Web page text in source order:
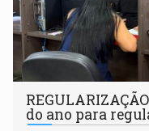
do ano para